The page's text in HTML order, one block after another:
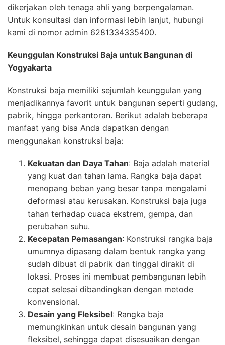
dikerjakan oleh tenaga ahli yang berpengalaman.
Untuk konsultasi dan informasi lebih lanjut, hubungi
kami di nomor admin 6281334335400.
Keunggulan Konstruksi Baja untuk Bangunan di
Yogyakarta
Konstruksi baja memiliki sejumlah keunggulan yang
menjadikannya favorit untuk bangunan seperti gudang,
pabrik, hingga perkantoran. Berikut adalah beberapa
manfaat yang bisa Anda dapatkan dengan
menggunakan konstruksi baja:
Kekuatan dan Daya Tahan: Baja adalah material
yang kuat dan tahan lama. Rangka baja dapat
menopang beban yang besar tanpa mengalami
deformasi atau kerusakan. Konstruksi baja juga
tahan terhadap cuaca ekstrem, gempa, dan
perubahan suhu.
Kecepatan Pemasangan: Konstruksi rangka baja
umumnya dipasang dalam bentuk rangka yang
sudah dibuat di pabrik dan tinggal dirakit di
lokasi. Proses ini membuat pembangunan lebih
cepat selesai dibandingkan dengan metode
konvensional.
Desain yang Fleksibel: Rangka baja
memungkinkan untuk desain bangunan yang
fleksibel, sehingga dapat disesuaikan dengan